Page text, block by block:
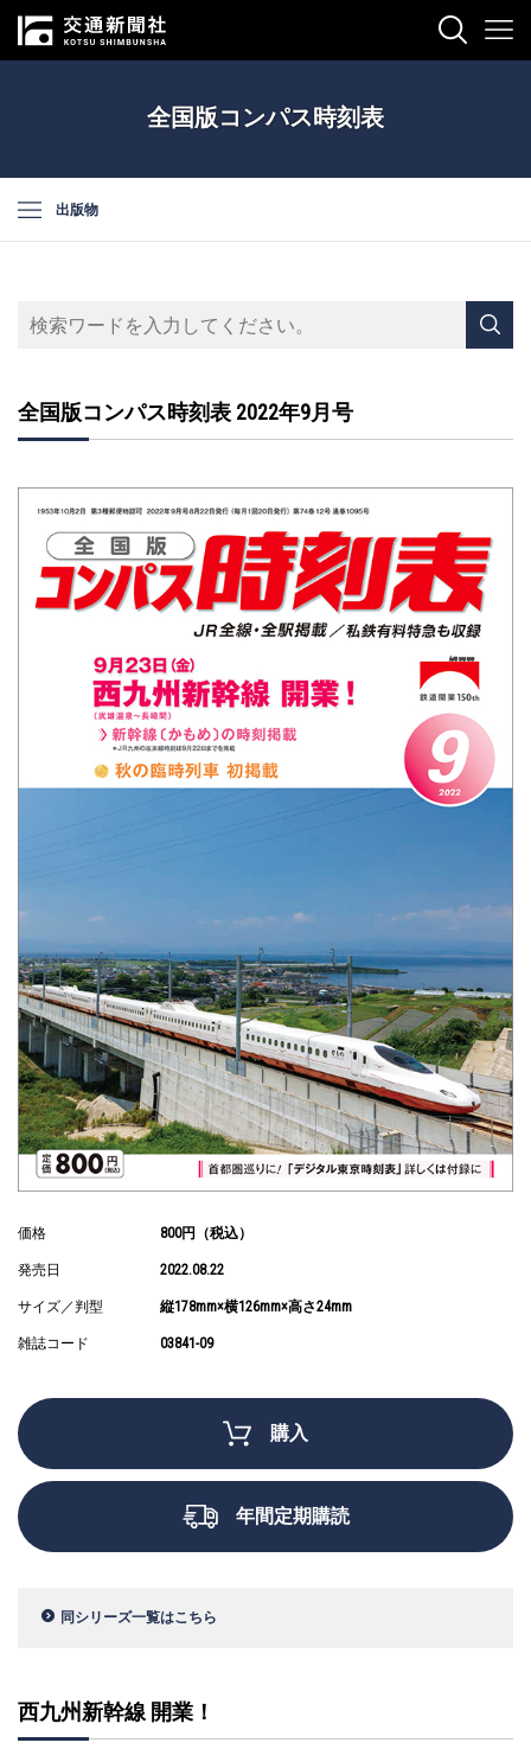
全国版コンパス時刻表
出版物
全国版コンパス時刻表 2022年9月号
価格 800円（税込）
発売日 2022.08.22
サイズ／判型 縦178mm×横126mm×高さ24mm
雑誌コード 03841-09
購入
年間定期購読
同シリーズ一覧はこちら
西九州新幹線 開業！